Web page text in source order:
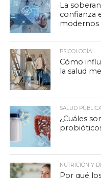
La
confianza
modernos
PSICOLOGÍA
Cómo
la salud
SALUD
¿Cuáles
NUTRICIÓN Y
Por qué